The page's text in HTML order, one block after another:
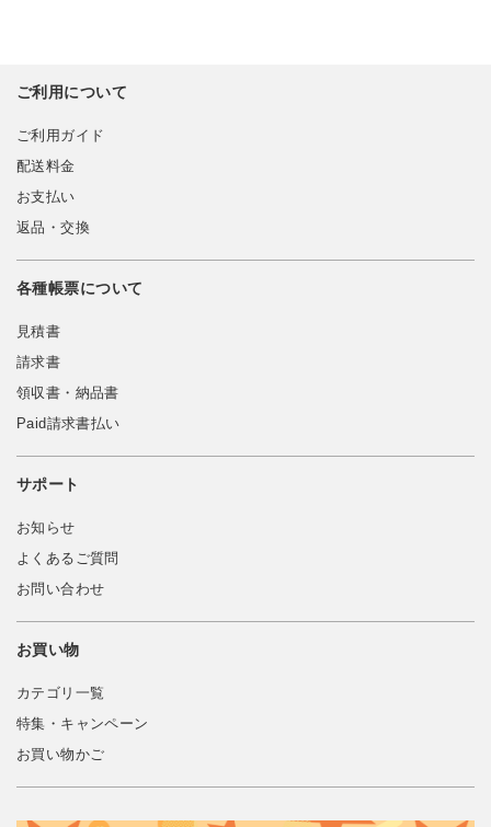
ご利用について
ご利用ガイド
配送料金
お支払い
返品・交換
各種帳票について
見積書
請求書
領収書・納品書
Paid請求書払い
サポート
お知らせ
よくあるご質問
お問い合わせ
お買い物
カテゴリ一覧
特集・キャンペーン
お買い物かご